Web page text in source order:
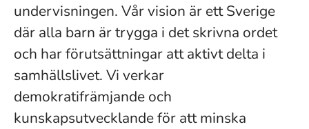
undervisningen. Vår vision är ett Sverige
där alla barn är trygga i det skrivna ordet
och har förutsättningar att aktivt delta i
samhällslivet. Vi verkar
demokratifrämjande och
kunskapsutvecklande för att minska